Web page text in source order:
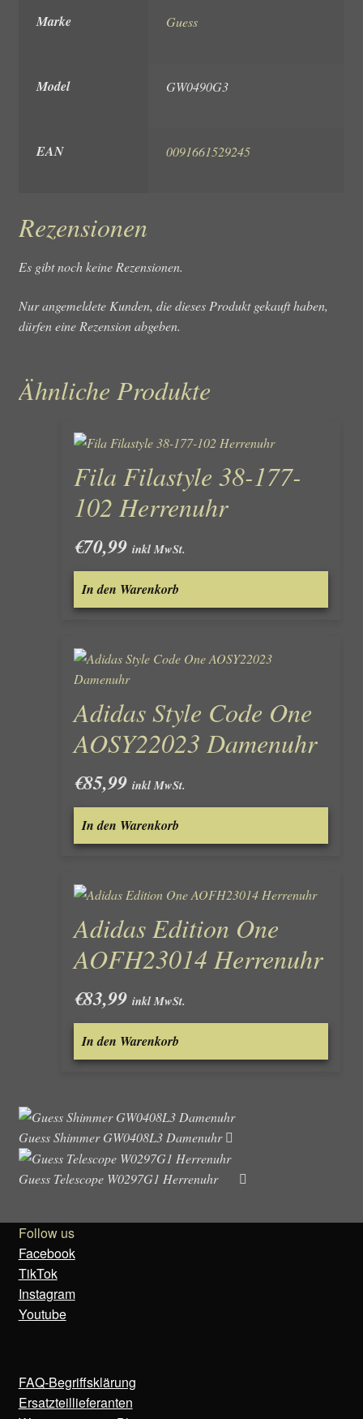
Marke Guess
Model GW0490G3
EAN 0091661529245
Rezensionen
Es gibt noch keine Rezensionen.
Nur angemeldete Kunden, die dieses Produkt gekauft haben,
dürfen eine Rezension abgeben.
Ähnliche Produkte
Fila Filastyle 38-177-
102 Herrenuhr
€70,99 inkl MwSt.
In den Warenkorb
Adidas Style Code One
AOSY22023 Damenuhr
€85,99 inkl MwSt.
In den Warenkorb
Adidas Edition One
AOFH23014 Herrenuhr
€83,99 inkl MwSt.
In den Warenkorb
Guess Shimmer GW0408L3 Damenuhr
Guess Telescope W0297G1 Herrenuhr
Follow us
Facebook
TikTok
Instagram
Youtube
FAQ-Begriffsklärung
Ersatzteillieferanten